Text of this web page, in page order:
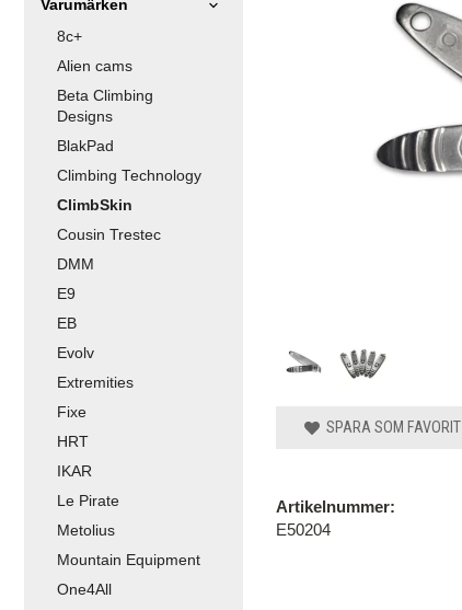
Varumärken
8c+
Alien cams
Beta Climbing
Designs
BlakPad
Climbing Technology
ClimbSkin
Cousin Trestec
DMM
E9
EB
Evolv
Extremities
Fixe
HRT
IKAR
Le Pirate
Metolius
Mountain Equipment
One4All
SPARA SOM FAVORIT
Artikelnummer:
E50204